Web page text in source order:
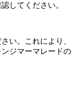
してください。
い。これにより、
ジマーマレードの